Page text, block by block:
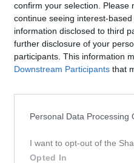
confirm your selection. Please
continue seeing interest-
information disclosed to third
further disclosure of your
participants. This information
Downstream Participants that
Personal Data Processing
I want to opt-out of the
Opted In